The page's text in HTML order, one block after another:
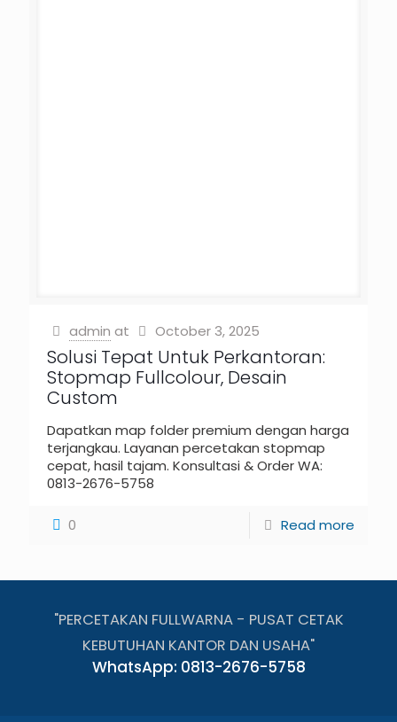
admin at October 3, 2025
Solusi Tepat Untuk Perkantoran:
Stopmap Fullcolour, Desain
Custom
Dapatkan map folder premium dengan harga
terjangkau. Layanan percetakan stopmap
cepat, hasil tajam. Konsultasi & Order WA:
0813-2676-5758
0 Read more
"PERCETAKAN FULLWARNA - PUSAT CETAK
KEBUTUHAN KANTOR DAN USAHA"
WhatsApp: 0813-2676-5758